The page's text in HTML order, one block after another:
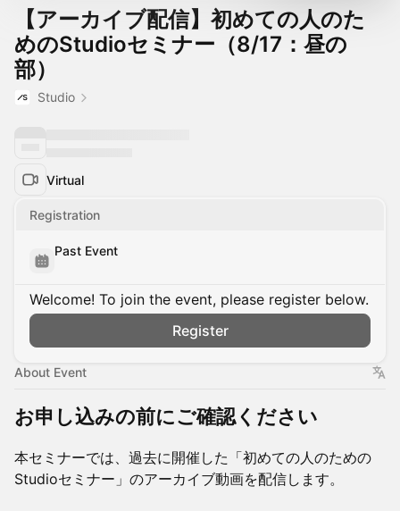
【アーカイブ配信】初めての人のた
めのStudioセミナー（8/17：昼の
部）
Studio
Virtual
Registration
Past Event
Welcome! To join the event, please register below.
Register
About Event
お申し込みの前にご確認ください
本セミナーでは、過去に開催した「初めての人のための
Studioセミナー」のアーカイブ動画を配信します。